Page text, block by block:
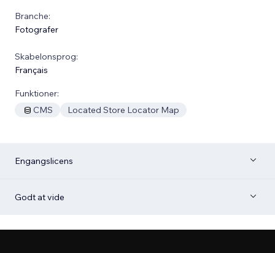
Branche:
Fotografer
Skabelonsprog:
Français
Funktioner:
CMS
Located Store Locator Map
Engangslicens
Godt at vide